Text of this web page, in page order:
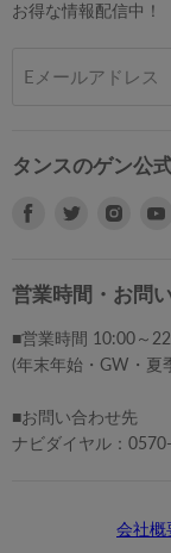
お得な情報配信中！
Eメールアドレス
タンスのゲン公
Facebook
つ
て
く
さ
い
Twitter
つ
て
く
さ
い
つ
て
く
さ
い
営業時間・お問
■営業時間 10:00～
(年末年始・GW・夏
■お問い合わせ先
ナビダイヤル：
会社概